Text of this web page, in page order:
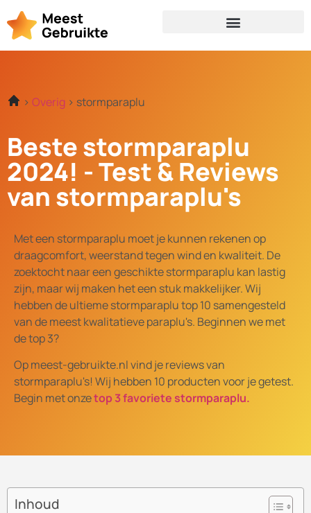
Overig stormparaplu
Beste stormparaplu
2024! - Test & Reviews
van stormparaplu's
Met een stormparaplu moet je kunnen rekenen op
draagcomfort, weerstand tegen wind en kwaliteit. De
zoektocht naar een geschikte stormparaplu kan lastig
zijn, maar wij maken het een stuk makkelijker. Wij
hebben de ultieme stormparaplu top 10 samengesteld
van de meest kwalitatieve paraplu's. Beginnen we met
de top 3?
Op meest-gebruikte.nl vind je reviews van
stormparaplu's! Wij hebben 10 producten voor je getest.
Begin met onzetop 3 favoriete stormparaplu.
Inhoud